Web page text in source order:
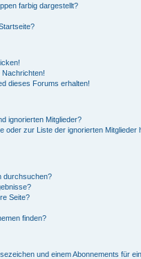
farbig dargestellt?
dieses Forums erhalten!
ignorierten Mitglieder?
oder zur Liste der ignorierten Mitglieder
durchsuchen?
Seite?
finden?
und einem Abonnements für